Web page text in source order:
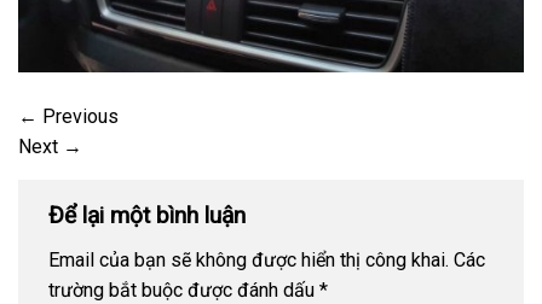
← Previous
Next →
Để lại một bình luận
Email của bạn sẽ không được hiển thị công khai. Các
trường bắt buộc được đánh dấu *